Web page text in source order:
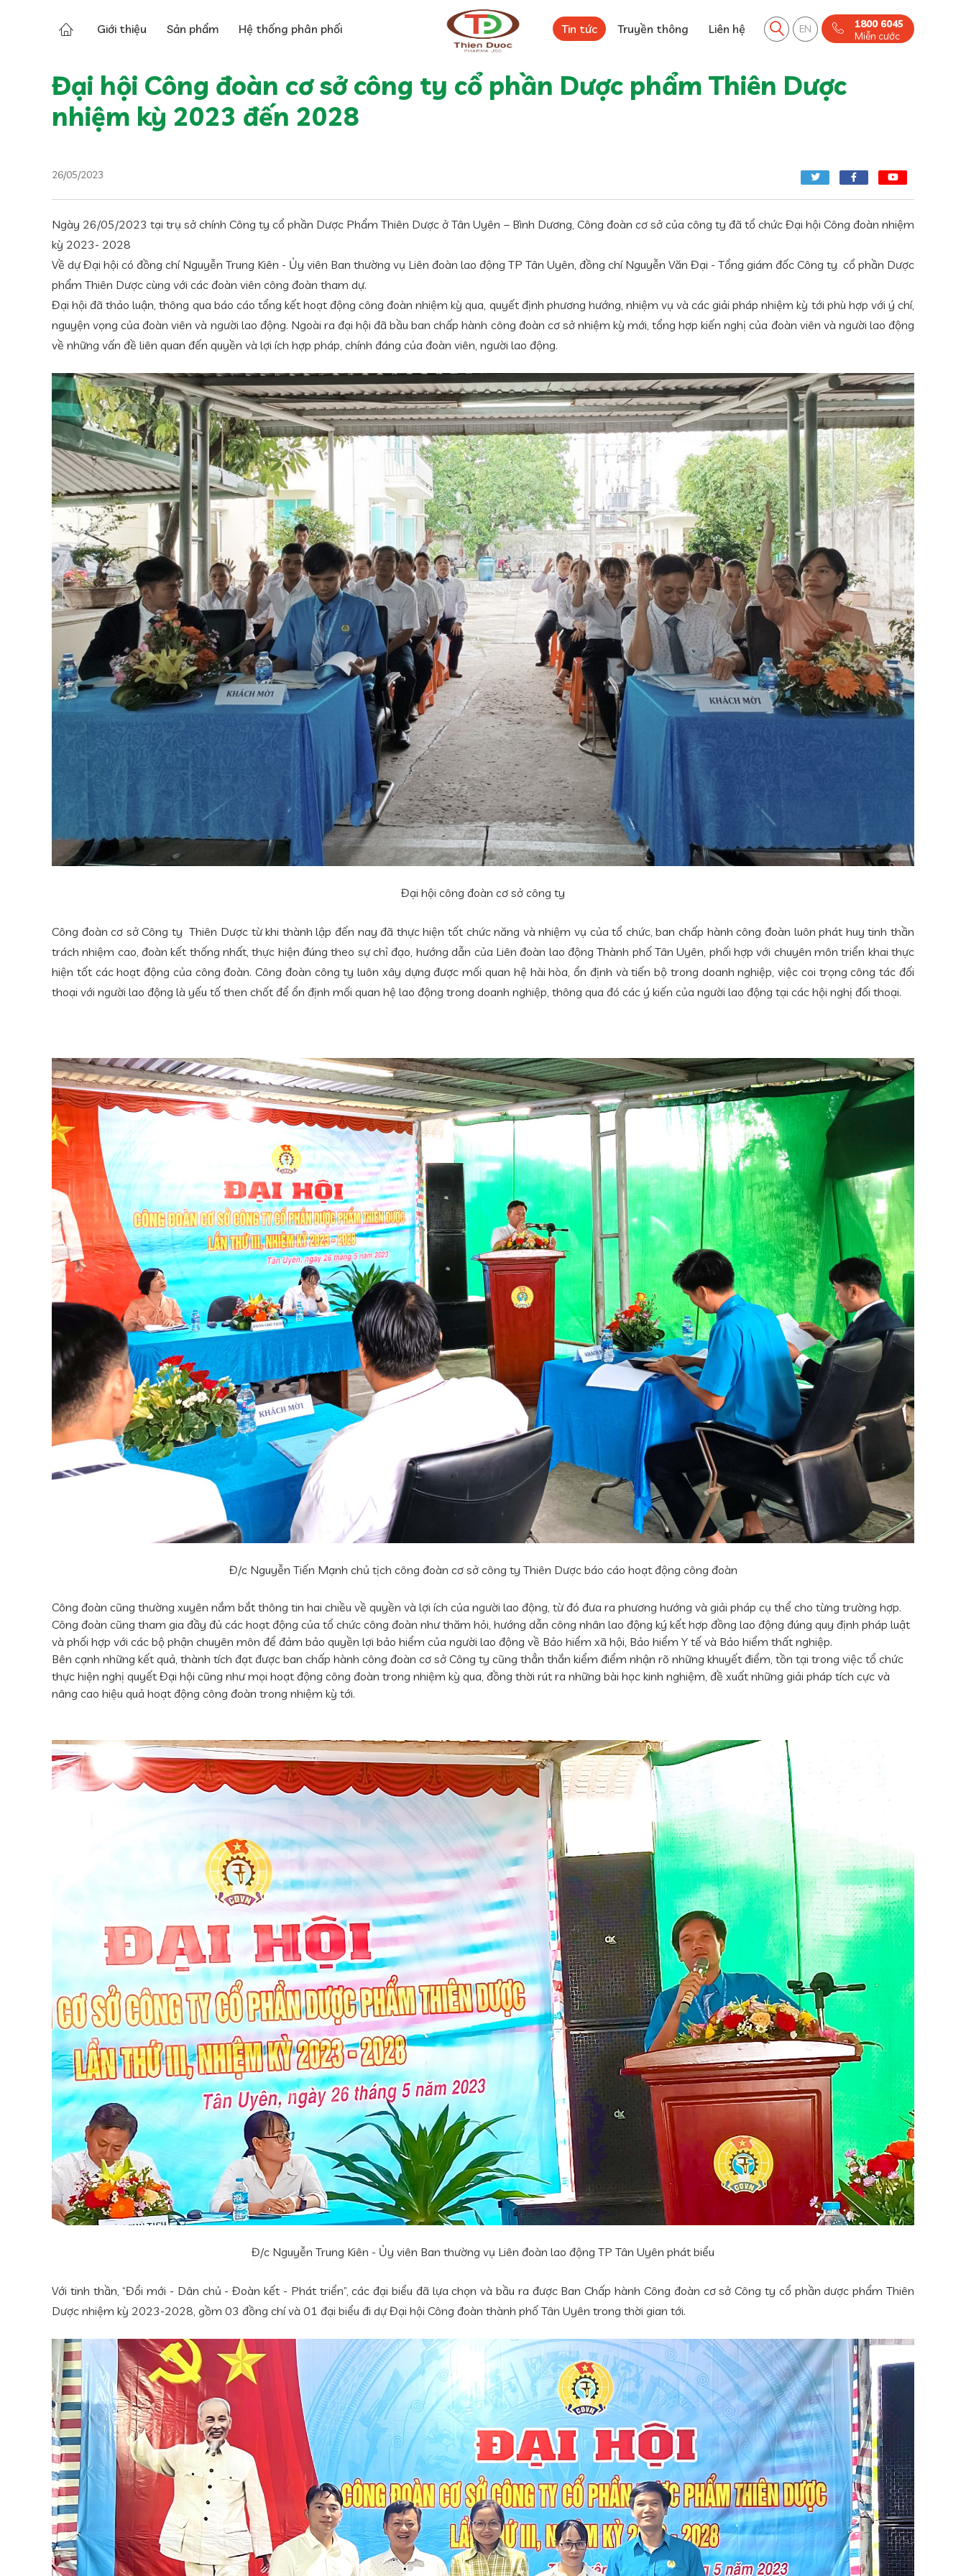
Giới thiệu Sản phẩm Hệ thống phân phối Tin tức Truyền thông Liên hệ EN
1800 6045
Miễn cước
Đại hội Công đoàn cơ sở công ty cổ phần Dược phẩm Thiên Dược
nhiệm kỳ 2023 đến 2028
26/05/2023
Ngày 26/05/2023 tại trụ sở chính Công ty cổ phần Dược Phẩm Thiên Dược ở Tân Uyên – Bình Dương, Công đoàn cơ sở của công ty đã tổ chức Đại hội Công đoàn nhiệm
kỳ 2023- 2028
Về dự Đại hội có đồng chí Nguyễn Trung Kiên - Ủy viên Ban thường vụ Liên đoàn lao động TP Tân Uyên, đồng chí Nguyễn Văn Đại - Tổng giám đốc Công ty cổ phần Dược
phẩm Thiên Dược cùng với các đoàn viên công đoàn tham dự.
Đại hội đã thảo luận, thông qua báo cáo tổng kết hoạt động công đoàn nhiệm kỳ qua, quyết định phương hướng, nhiệm vụ và các giải pháp nhiệm kỳ tới phù hợp với ý chí,
nguyện vọng của đoàn viên và người lao động. Ngoài ra đại hội đã bầu ban chấp hành công đoàn cơ sở nhiệm kỳ mới, tổng hợp kiến nghị của đoàn viên và người lao động
về những vấn đề liên quan đến quyền và lợi ích hợp pháp, chính đáng của đoàn viên, người lao động.
Đại hội công đoàn cơ sở công ty
Công đoàn cơ sở Công ty Thiên Dược từ khi thành lập đến nay đã thực hiện tốt chức năng và nhiệm vụ của tổ chức, ban chấp hành công đoàn luôn phát huy tinh thần
trách nhiệm cao, đoàn kết thống nhất, thực hiện đúng theo sự chỉ đạo, hướng dẫn của Liên đoàn lao động Thành phố Tân Uyên, phối hợp với chuyên môn triển khai thực
hiện tốt các hoạt động của công đoàn. Công đoàn công ty luôn xây dựng được mối quan hệ hài hòa, ổn định và tiến bộ trong doanh nghiệp, việc coi trọng công tác đối
thoại với người lao động là yếu tố then chốt để ổn định mối quan hệ lao động trong doanh nghiệp, thông qua đó các ý kiến của người lao động tại các hội nghị đối thoại.
Đ/c Nguyễn Tiến Mạnh chủ tịch công đoàn cơ sở công ty Thiên Dược báo cáo hoạt động công đoàn
Công đoàn cũng thường xuyên nắm bắt thông tin hai chiều về quyền và lợi ích của người lao động, từ đó đưa ra phương hướng và giải pháp cụ thể cho từng trường hợp.
Công đoàn cũng tham gia đầy đủ các hoạt động của tổ chức công đoàn như thăm hỏi, hướng dẫn công nhân lao động ký kết hợp đồng lao động đúng quy định pháp luật
và phối hợp với các bộ phận chuyên môn để đảm bảo quyền lợi bảo hiểm của người lao động về Bảo hiểm xã hội, Bảo hiểm Y tế và Bảo hiểm thất nghiệp.
Bên cạnh những kết quả, thành tích đạt được ban chấp hành công đoàn cơ sở Công ty cũng thẳn thắn kiểm điểm nhận rõ những khuyết điểm, tồn tại trong việc tổ chức
thực hiện nghị quyết Đại hội cũng như mọi hoạt động công đoàn trong nhiệm kỳ qua, đồng thời rút ra những bài học kinh nghiệm, đề xuất những giải pháp tích cực và
nâng cao hiệu quả hoạt động công đoàn trong nhiệm kỳ tới.
Đ/c Nguyễn Trung Kiên - Ủy viên Ban thường vụ Liên đoàn lao động TP Tân Uyên phát biểu
Với tinh thần, “Đổi mới - Dân chủ - Đoàn kết - Phát triển”, các đại biểu đã lựa chọn và bầu ra được Ban Chấp hành Công đoàn cơ sở Công ty cổ phần dược phẩm Thiên
Dược nhiệm kỳ 2023-2028, gồm 03 đồng chí và 01 đại biểu đi dự Đại hội Công đoàn thành phố Tân Uyên trong thời gian tới.